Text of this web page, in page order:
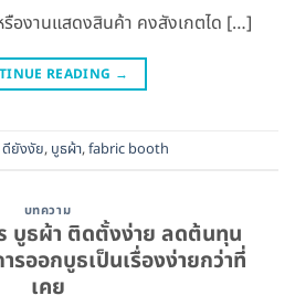
รืองานแสดงสินค้า คงสังเกตได […]
READING →
ดียังงัย, บูธผ้า,fabric booth
บทความ
บูธผ้า ติดตั้งง่าย ลดต้นทุน
รออกบูธเป็นเรื่องง่ายกว่าที่
เคย